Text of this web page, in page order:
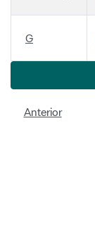
G
Anterior